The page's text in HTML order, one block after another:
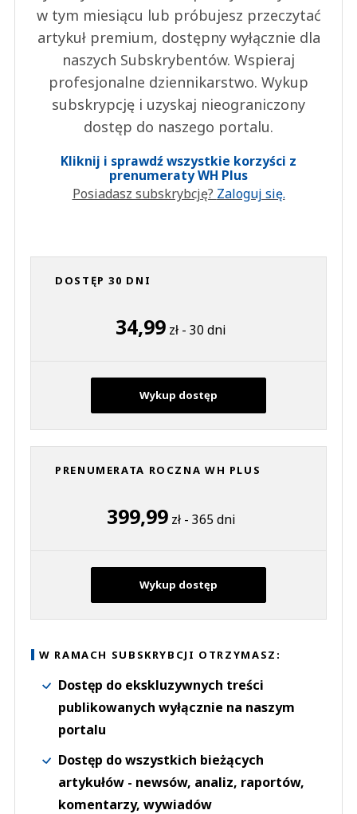
w tym miesiącu lub próbujesz przeczytać
artykuł premium, dostępny wyłącznie dla
naszych Subskrybentów. Wspieraj
profesjonalne dziennikarstwo. Wykup
subskrypcję i uzyskaj nieograniczony
dostęp do naszego portalu.
Kliknij i sprawdź wszystkie korzyści z
prenumeraty WH Plus
Posiadasz subskrybcję? Zaloguj się.
DOSTĘP 30 DNI
34,99 zł - 30 dni
Wykup dostęp
PRENUMERATA ROCZNA WH PLUS
399,99zł - 365 dni
Wykup dostęp
W RAMACH SUBSKRYBCJI OTRZYMASZ:
Dostęp do ekskluzywnych treści
publikowanych wyłącznie na naszym
portalu
Dostęp do wszystkich bieżących
artykułów - newsów, analiz, raportów,
komentarzy, wywiadów